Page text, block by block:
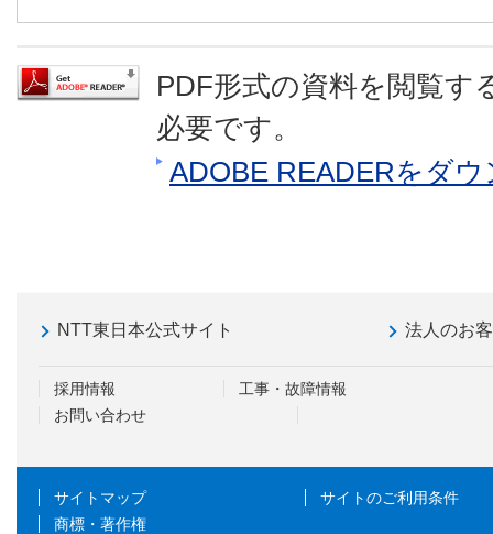
PDF形式の資料を閲覧す
必要です。
ADOBE READERをダ
NTT東日本公式サイト 法人のお
採用情報
工事・故障情報
お問い合わせ
サイトマップ
サイトのご利用条件
商標・著作権